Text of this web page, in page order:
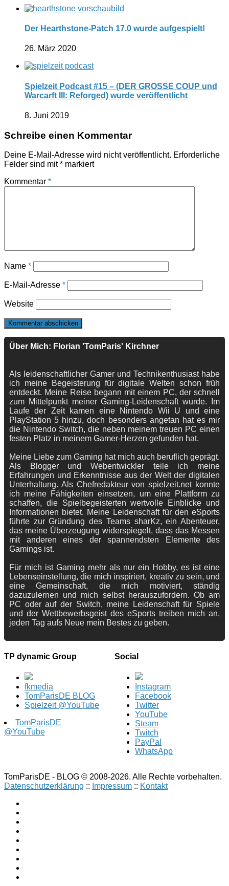
Der Hearthstone-Patch 17.0 wurde aufgespielt!
26. März 2020
Spielzeit Podcast #15 – (DER GROSSE COUP und
Warcarft III: Reforged) wurde veröffentlicht
8. Juni 2019
Schreibe einen Kommentar
Deine E-Mail-Adresse wird nicht veröffentlicht. Erforderliche
Felder sind mit* markiert
Kommentar *
Name *
E-Mail-Adresse *
Website
Über Mich: Florian 'TomParis' Kirchner
Als leidenschaftlicher Gamer und Technikenthusiast habe
ich meine Begeisterung für digitale Welten schon früh
entdeckt. Meine Reise begann mit einem PC, der schnell
zum Mittelpunkt meiner Gaming-Leidenschaft wurde. Im
Laufe der Zeit kamen eine Nintendo Wii U und eine
PlayStation 5 hinzu, doch besonders angetan hat es mir
die Nintendo Switch, die neben meinem treuen PC einen
festen Platz in meinem Gamer-Herzen gefunden hat.
Meine Liebe zum Gaming hat mich auch beruflich geprägt.
Als Blogger und Webentwickler teile ich meine
Erfahrungen und Erkenntnisse aus der Welt der digitalen
Unterhaltung. Als Chefredakteur von spielzeit.net konnte
ich meine Fähigkeiten einsetzen, um eine Plattform zu
schaffen, die Spielbegeisterten wertvolle Einblicke und
Informationen bietet. Meine Leidenschaft für den eSports
führte zur Gründung des Teams sharKz, ein Abenteuer,
das meine Überzeugung widerspiegelt, dass das Messen
mit anderen eines der spannendsten Elemente des
Gamings ist.
Für mich ist Gaming mehr als nur ein Hobby, es ist eine
Lebenseinstellung, die mich inspiriert, kreativ zu sein, und
eine Gemeinschaft, die mich motiviert, ständig
dazuzulernen und mich selbst herauszufordern. Ob am
PC oder auf der Switch, meine Leidenschaft für Spiele
und der Wettbewerbsgeist des eSports treiben mich an,
jeden Tag aufs Neue mein Bestes zu geben.
TP dynamic Group
fkmedia
TomParisDE BLOG
Spielzeit @YouTube
TomParisDE
@YouTube
Social
Instagram
Facebook
Twitter
YouTube
Steam
Twitch
PayPal
WhatsApp
TomParisDE - BLOG © 2008-2026. Alle Rechte vorbehalten.
Datenschutzerklärung :: Impressum :: Kontakt